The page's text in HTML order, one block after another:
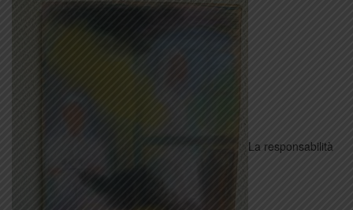
La responsabilità